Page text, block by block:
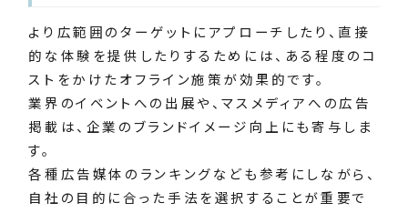
より広範囲のターゲットにアプローチしたり、直接
的な体験を提供したりするためには、ある程度のコ
ストをかけたオフライン施策が効果的です。
業界のイベントへの出展や、マスメディアへの広告
掲載は、企業のブランドイメージ向上にも寄与しま
す。
各種広告媒体のランキングなども参考にしながら、
自社の目的に合った手法を選択することが重要で